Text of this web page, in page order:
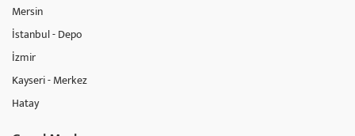
Mersin
İstanbul - Depo
İzmir
Kayseri - Merkez
Hatay